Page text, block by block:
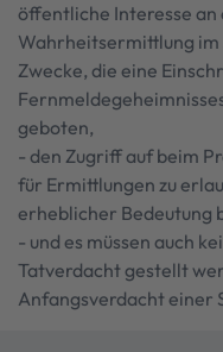
öffentliche Interesse
Wahrheitsermittlung
Zwecke, die eine
geboten,
- den Zugriff auf beim
für Ermittlungen zu
erheblicher Bedeutung
- und es müssen auch
Tatverdacht gestellt
Anfangsverdacht einer